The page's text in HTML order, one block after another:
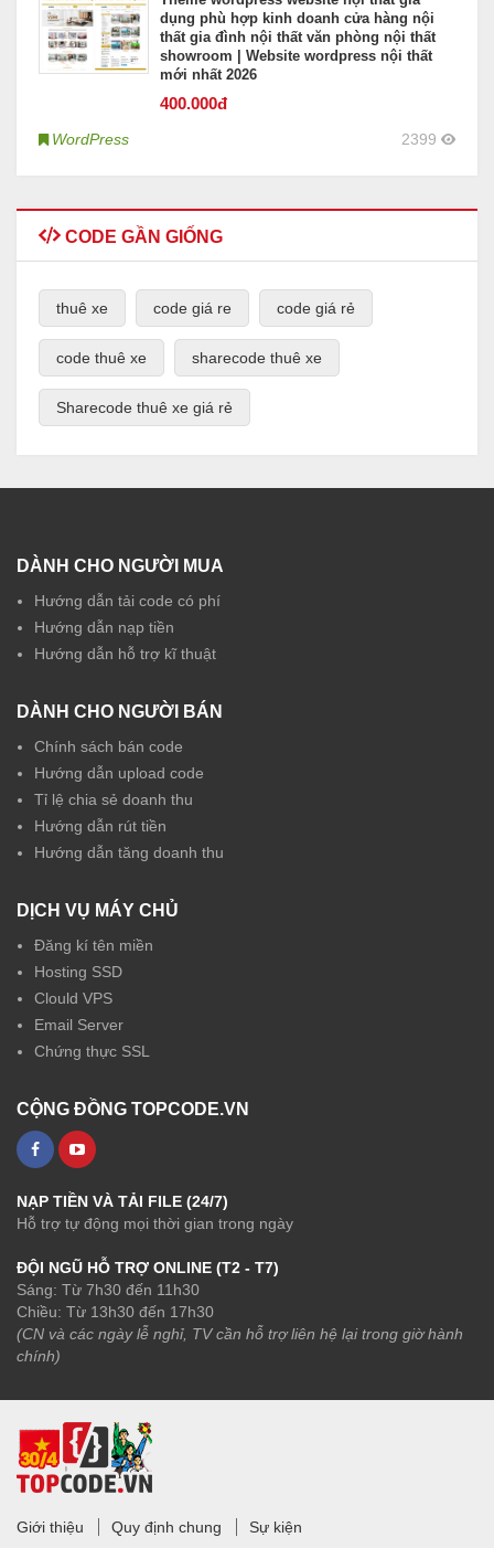
dụng phù hợp kinh doanh cửa hàng nội
thất gia đình nội thất văn phòng nội thất
showroom | Website wordpress nội thất
mới nhất 2026
400.000đ
WordPress 2399
CODE GẦN GIỐNG
thuê xe code giá re code giá rẻ
code thuê xe sharecode thuê xe
Sharecode thuê xe giá rẻ
DÀNH CHO NGƯỜI MUA
Hướng dẫn tải code có phí
Hướng dẫn nạp tiền
Hướng dẫn hỗ trợ kĩ thuật
DÀNH CHO NGƯỜI BÁN
Chính sách bán code
Hướng dẫn upload code
Tỉ lệ chia sẻ doanh thu
Hướng dẫn rút tiền
Hướng dẫn tăng doanh thu
DỊCH VỤ MÁY CHỦ
Đăng kí tên miền
Hosting SSD
Clould VPS
Email Server
Chứng thực SSL
CỘNG ĐỒNG TOPCODE.VN
NẠP TIỀN VÀ TẢI FILE (24/7)
Hỗ trợ tự động mọi thời gian trong ngày
ĐỘI NGŨ HỖ TRỢ ONLINE (T2 - T7)
Sáng: Từ 7h30 đến 11h30
Chiều: Từ 13h30 đến 17h30
(CN và các ngày lễ nghỉ, TV cần hỗ trợ liên hệ lại trong giờ hành
chính)
Giới thiệu Quy định chung
Sự kiện